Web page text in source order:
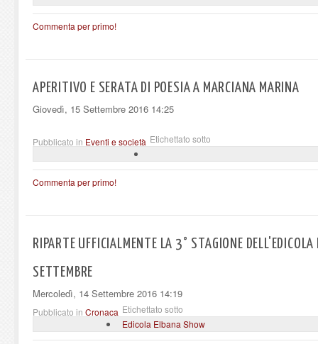
Commenta per primo!
APERITIVO E SERATA DI POESIA A MARCIANA MARINA
Giovedì, 15 Settembre 2016 14:25
Pubblicato in Eventi e società Etichettato sotto
Commenta per primo!
RIPARTE UFFICIALMENTE LA 3° STAGIONE
SETTEMBRE
Mercoledì, 14 Settembre 2016 14:19
Pubblicato in Cronaca Etichettato sotto
Edicola Elbana Show